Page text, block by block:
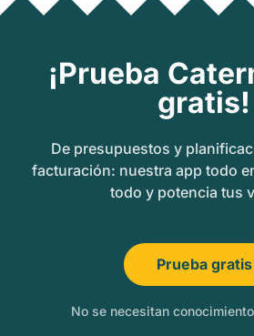
¡Prueba
gratis!
De presupuestos y
facturación: nuestra app todo
todo y potencia tus
Prueba gratis
No se necesitan